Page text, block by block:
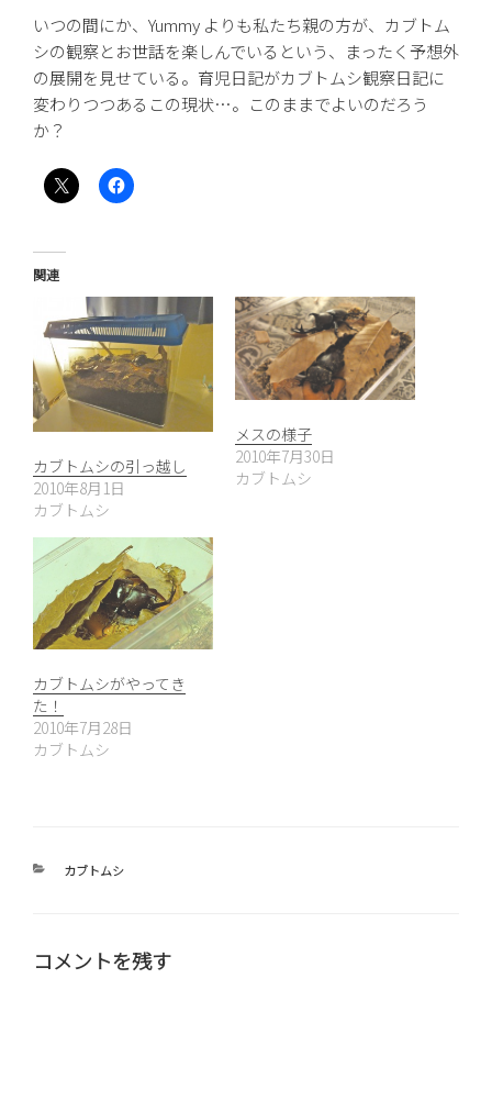
いつの間にか、Yummy よりも私たち親の方が、カブトム
シの観察とお世話を楽しんでいるという、まったく予想外
の展開を見せている。育児日記がカブトムシ観察日記に
変わりつつあるこの現状…。このままでよいのだろう
か？
関連
カブトムシの引っ越し
2010年8月1日
カブトムシ
メスの様子
2010年7月30日
カブトムシ
カブトムシがやってき
た！
2010年7月28日
カブトムシ
カ
カブトムシ
コメントを残す